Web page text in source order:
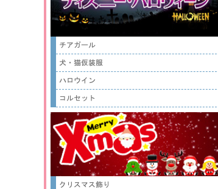
チアガール
犬・猫仮装服
ハロウイン
コルセット
クリスマス飾り